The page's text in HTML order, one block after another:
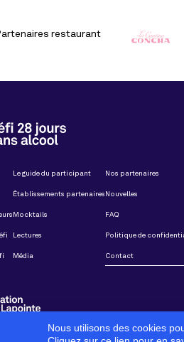
restaurant
Le guide du participant
Établissements partenaires
Mocktails
Lectures
Média
Nos partenaires
Nouvelles
FAQ
Politique de
Contact
Nous utilisons des cookies